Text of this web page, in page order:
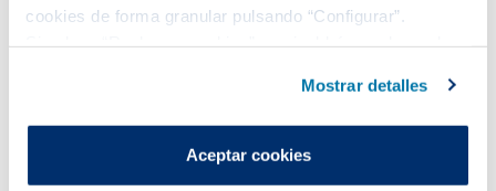
cookies de forma granular pulsando “Configurar”.
son indispensables para que el sitio web funcione y que
por tanto no se pueden desactivar.
Puedes consultar más información en nuestra
Mostrar detalles
Aceptar cookies